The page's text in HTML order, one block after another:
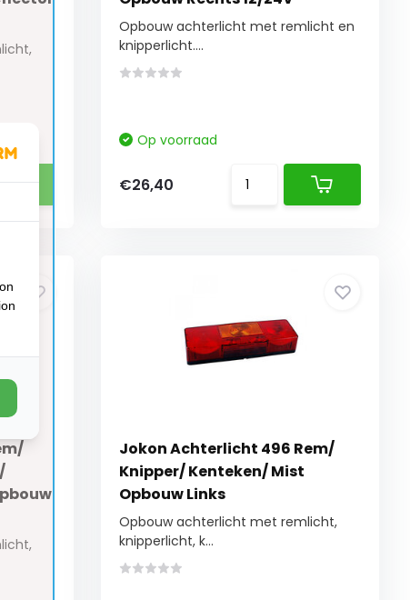
Opbouw achterlicht met remlicht en
knipperlicht....
Op voorraad
€26,40
Jokon Achterlicht 496 Rem/
Knipper/ Kenteken/ Mist
Opbouw Links
Opbouw achterlicht met remlicht,
knipperlicht, k...